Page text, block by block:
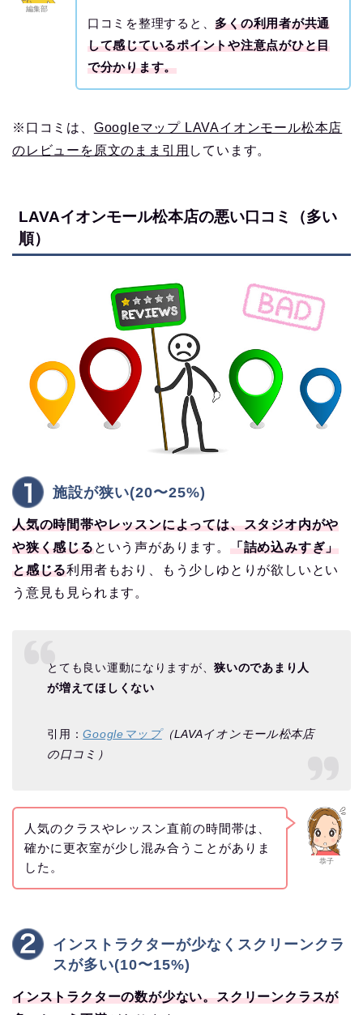
編集部
口コミを整理すると、多くの利用者が共通
して感じているポイントや注意点がひと目
で分かります。
※口コミは、 Googleマップ LAVAイオンモール松本店
のレビューを原文のまま引用 しています。
LAVAイオンモール松本店の悪い口コミ（多い
順）
施設が狭い(20〜25%)
人気の時間帯やレッスンによっては、スタジオ内がや
や狭く感じるという声があります。 「詰め込みすぎ」
と感じる利用者もおり、もう少しゆとりが欲しいとい
う意見も見られます。
とても良い運動になりますが、狭いのであまり人
が増えてほしくない
引用：Googleマップ（LAVAイオンモール松本店
の口コミ）
恭子
人気のクラスやレッスン直前の時間帯は、
確かに更衣室が少し混み合うことがありま
した。
インストラクターが少なくスクリーンクラ
スが多い(10〜15%)
インストラクターの数が少ない。スクリーンクラスが